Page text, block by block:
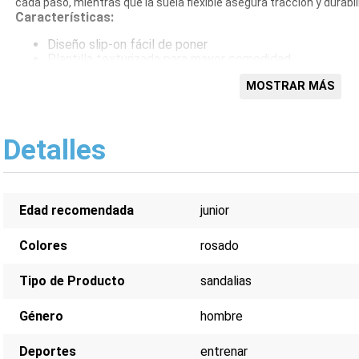
cada paso, mientras que la suela flexible asegura tracción y
Características:
Diseño slip-on fácil de poner
MOSTRAR MÁS
Detalles
Edad recomendada junior
Colores rosado
Tipo de Producto sandalias
Género hombre
Deportes entrenar